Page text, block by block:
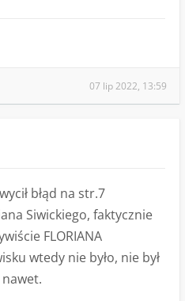
07 lip 2022, 13:59
błąd na str.7
Siwickiego, faktycznie
FLORIANA
wtedy nie było, nie był